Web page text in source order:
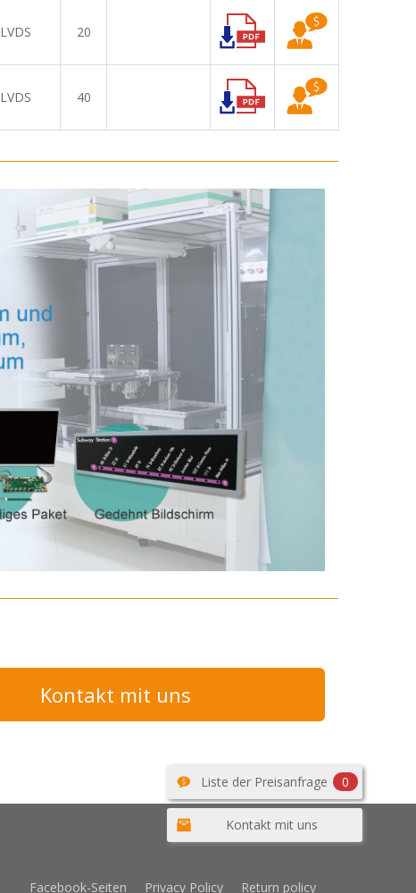
LVDS 20
LVDS 40
Kontakt mit uns
Liste der Preisanfrage 0
Kontakt mit uns
Facebook-Seiten Privacy Policy Return policy